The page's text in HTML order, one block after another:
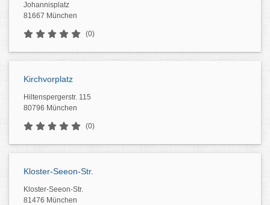
Johannisplatz
81667 München
(0)
Kirchvorplatz
Hiltenspergerstr. 115
80796 München
(0)
Kloster-Seeon-Str.
Kloster-Seeon-Str.
81476 München